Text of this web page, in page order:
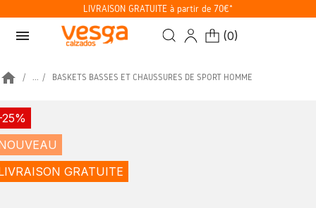
LIVRAISON GRATUITE à partir de 70€*
menu (0)
home ... BASKETS BASSES ET CHAUSSURES DE SPORT HOMME
GRATUITE